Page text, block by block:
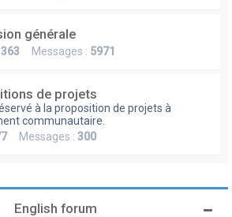
générale
Messages : 5971
de projets
à la proposition de projets à
communautaire.
Messages : 300
English forum